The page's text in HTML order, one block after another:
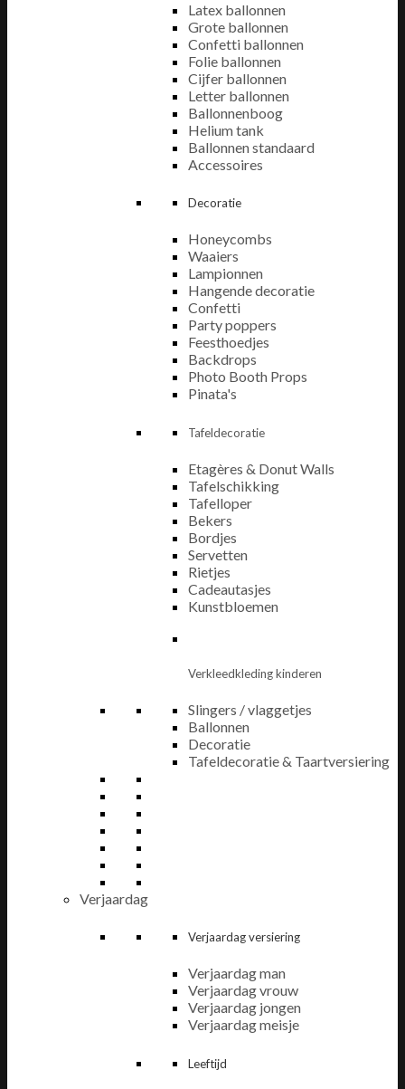
Latex ballonnen
Grote ballonnen
Confetti ballonnen
Folie ballonnen
Cijfer ballonnen
Letter ballonnen
Ballonnenboog
Helium tank
Ballonnen standaard
Accessoires
Decoratie
Honeycombs
Waaiers
Lampionnen
Hangende decoratie
Confetti
Party poppers
Feesthoedjes
Backdrops
Photo Booth Props
Pinata's
Tafeldecoratie
Etagères & Donut Walls
Tafelschikking
Tafelloper
Bekers
Bordjes
Servetten
Rietjes
Cadeautasjes
Kunstbloemen
Verkleedkleding kinderen
Slingers / vlaggetjes
Ballonnen
Decoratie
Tafeldecoratie & Taartversiering
Verjaardag
Verjaardag versiering
Verjaardag man
Verjaardag vrouw
Verjaardag jongen
Verjaardag meisje
Leeftijd